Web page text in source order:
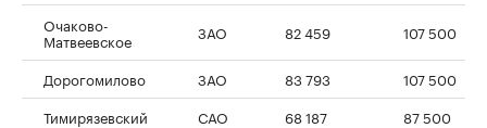
Очаково-
Матвеевское ЗАО 82 459 107 500
Дорогомилово ЗАО 83 793
107 500
Тимирязевский
САО 68 187
87 500